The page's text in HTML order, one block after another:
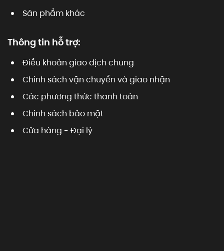
Sản phẩm khác
Thông tin hỗ trợ:
Điều khoản giao dịch chung
Chính sách vận chuyển và giao nhận
Các phương thức thanh toán
Chính sách bảo mật
Cửa hàng - Đại lý